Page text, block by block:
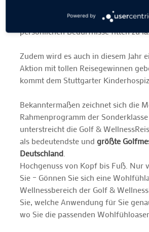
an Ort und Stelle auszuprobieren
persönlichen Bedürfnisse fitten zu
Zudem wird es auch in diesem Jahr
Aktion mit tollen Reisegewinnen
kommt dem Stuttgarter
Bekanntermaßen zeichnet sich die
Rahmenprogramm der
unterstreicht die Golf­ &
als bedeutendste und größte
Deutschland
Hochgenuss von Kopf bis Fuß. Nur
Sie – Gönnen Sie sich eine
Wellnessbereich der Golf­ &
Sie, welche Anwendung für Sie
wo Sie die passenden
Powered by